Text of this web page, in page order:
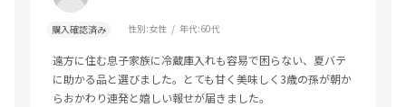
購入確認済み 性別:女性 年代:60代
遠方に住む息子家族に冷蔵庫入れも容易で困らない、夏バテ
に助かる品と選びました。とても甘く美味しく3歳の孫が朝か
らおかわり連発と嬉しい報せが届きました。